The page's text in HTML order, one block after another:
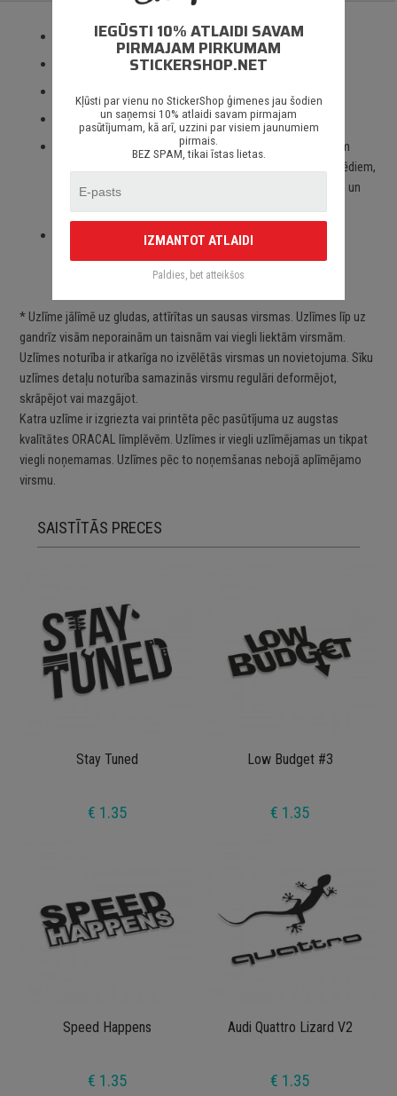
Izmantotas tikai augstas kvalitātes ORACAL līmplēves;
100% mitrumizturība;
Spēcīgs līmes slānis;
Paredzēts priekš auto stikliem, virsbūves daļām, krāsotām
virsmām, portatīvajiem/stacionārajiem datoriem, velosipēdiem,
motocikliem un motorolleriem, kā arī visām citām gludām un
Piegāde Latvijā un citviet pasaulē bez jebkādiem
ierobežojumiem.
* Uzlīme jālīmē uz gludas, attīrītas un sausas virsmas. Uzlīmes līp uz
gandrīz visām neporainām un taisnām vai viegli liektām virsmām.
Uzlīmes noturība ir atkarīga no izvēlētās virsmas un novietojuma. Sīku
uzlīmes detaļu noturība samazinās virsmu regulāri deformējot,
skrāpējot vai mazgājot.
Katra uzlīme ir izgriezta vai printēta pēc pasūtījuma uz augstas
kvalītātes ORACAL līmplēvēm. Uzlīmes ir viegli uzlīmējamas un tikpat
viegli noņemamas. Uzlīmes pēc to noņemšanas nebojā aplīmējamo
virsmu.
SAISTĪTĀS PRECES
Stay Tuned
€ 1.35
Low Budget #3
€ 1.35
Speed Happens
€ 1.35
Audi Quattro Lizard V2
€ 1.35
IEGŪSTI 10% ATLAIDI SAVAM
PIRMAJAM PIRKUMAM
STICKERSHOP.NET
Kļūsti par vienu no StickerShop ģimenes jau šodien
un saņemsi 10% atlaidi savam pirmajam
pasūtījumam, kā arī, uzzini par visiem jaunumiem
pirmais.
BEZ SPAM, tikai īstas lietas.
IZMANTOT ATLAIDI
Paldies, bet atteikšos